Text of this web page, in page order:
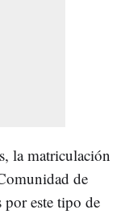
la matriculación
de
este tipo de